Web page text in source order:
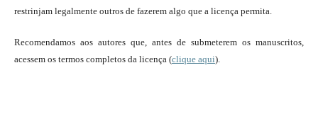
restrinjam legalmente outros de fazerem algo que a licença permita.
Recomendamos aos autores que, antes de submeterem os manuscritos,
acessem os termos completos da licença (clique aqui).